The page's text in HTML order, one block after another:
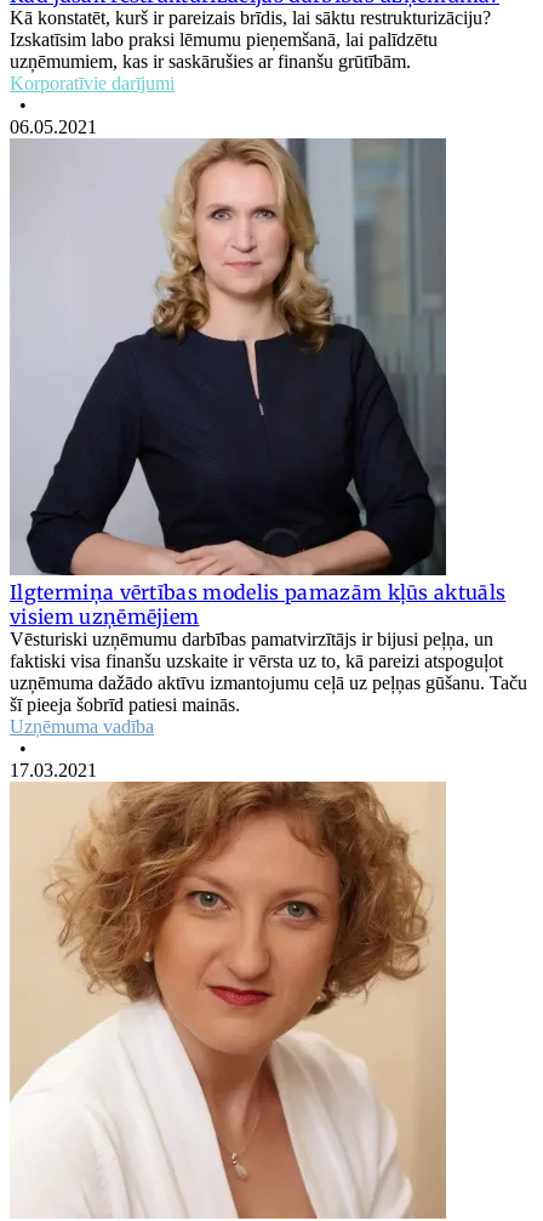
Kā konstatēt, kurš ir pareizais brīdis, lai sāktu restrukturizāciju?
Izskatīsim labo praksi lēmumu pieņemšanā, lai palīdzētu
uzņēmumiem, kas ir saskārušies ar finanšu grūtībām.
Korporatīvie darījumi
•
06.05.2021
Ilgtermiņa vērtības modelis pamazām kļūs aktuāls
visiem uzņēmējiem
Vēsturiski uzņēmumu darbības pamatvirzītājs ir bijusi peļņa, un
faktiski visa finanšu uzskaite ir vērsta uz to, kā pareizi atspoguļot
uzņēmuma dažādo aktīvu izmantojumu ceļā uz peļņas gūšanu. Taču
šī pieeja šobrīd patiesi mainās.
Uzņēmuma vadība
•
17.03.2021